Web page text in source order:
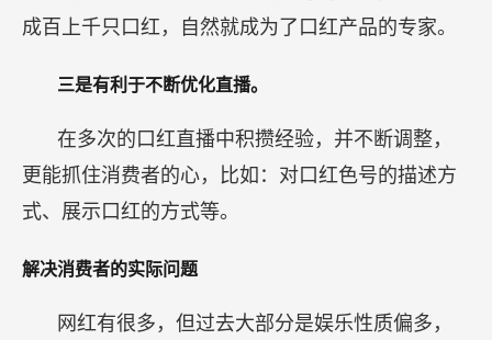
成百上千只口红，自然就成为了口红产品的专家。
三是有利于不断优化直播。
在多次的口红直播中积攒经验，并不断调整，
更能抓住消费者的心，比如：对口红色号的描述方
式、展示口红的方式等。
解决消费者的实际问题
网红有很多，但过去大部分是娱乐性质偏多，